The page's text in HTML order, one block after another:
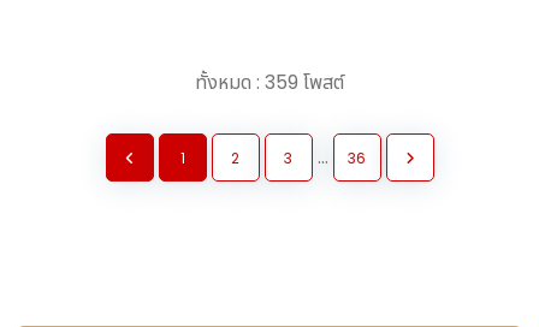
ทั้งหมด : 359 โพสต์
1 2 3 ... 36